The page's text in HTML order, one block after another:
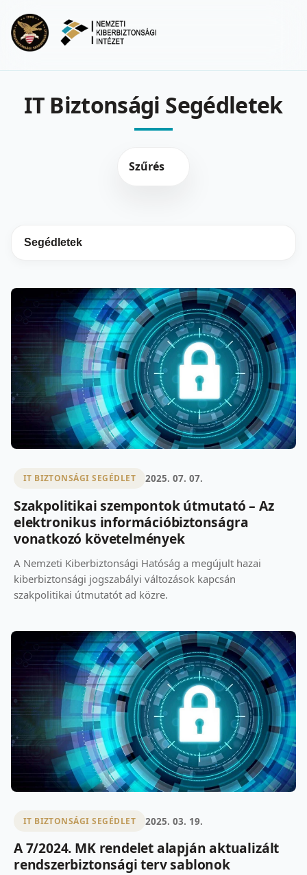
IT Biztonsági Segédletek
Szűrés
Segédletek
IT BIZTONSÁGI SEGÉDLET 2025. 07. 07.
Szakpolitikai szempontok útmutató – Az
elektronikus információbiztonságra
vonatkozó követelmények
A Nemzeti Kiberbiztonsági Hatóság a megújult hazai
kiberbiztonsági jogszabályi változások kapcsán
szakpolitikai útmutatót ad közre.
IT BIZTONSÁGI SEGÉDLET 2025. 03. 19.
A 7/2024. MK rendelet alapján aktualizált
rendszerbiztonsági terv sablonok